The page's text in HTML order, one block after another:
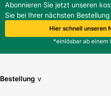
Stärke: 8
Verwendung Boden:
Verwendung Wand: Ja
Abonnieren Sie jetzt unseren
Sie bei Ihrer nächsten
Hier schnell unseren
*einlösbar ab einem
Bestellung v